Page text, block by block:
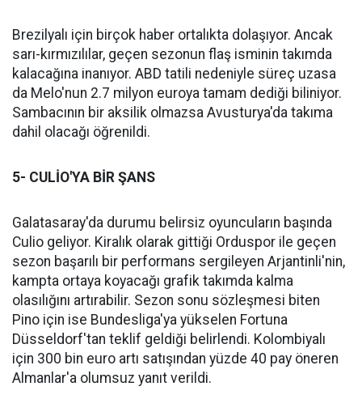
Brezilyalı için birçok haber ortalıkta dolaşıyor. Ancak
sarı-kırmızılılar, geçen sezonun flaş isminin takımda
kalacağına inanıyor. ABD tatili nedeniyle süreç uzasa
da Melo'nun 2.7 milyon euroya tamam dediği biliniyor.
Sambacının bir aksilik olmazsa Avusturya'da takıma
dahil olacağı öğrenildi.
5- CULİO'YA BİR ŞANS
Galatasaray'da durumu belirsiz oyuncuların başında
Culio geliyor. Kiralık olarak gittiği Orduspor ile geçen
sezon başarılı bir performans sergileyen Arjantinli'nin,
kampta ortaya koyacağı grafik takımda kalma
olasılığını artırabilir. Sezon sonu sözleşmesi biten
Pino için ise Bundesliga'ya yükselen Fortuna
Düsseldorf'tan teklif geldiği belirlendi. Kolombiyalı
için 300 bin euro artı satışından yüzde 40 pay öneren
Almanlar'a olumsuz yanıt verildi.